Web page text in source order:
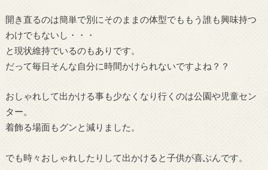
開き直るのは簡単で別にそのままの体型でももう誰も興味持つ
わけでもないし・・・
と現状維持でいるのもありです。
だって毎日そんな自分に時間かけられないですよね？？
おしゃれして出かける事も少なくなり行くのは公園や児童セン
ター。
着飾る場面もグンと減りました。
でも時々おしゃれしたりして出かけると子供が喜ぶんです。